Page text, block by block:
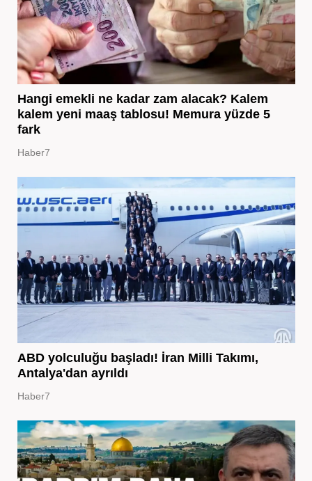
Hangi emekli ne kadar zam alacak? Kalem
kalem yeni maaş tablosu! Memura yüzde 5
fark
Haber7
ABD yolculuğu başladı! İran Milli Takımı,
Antalya'dan ayrıldı
Haber7